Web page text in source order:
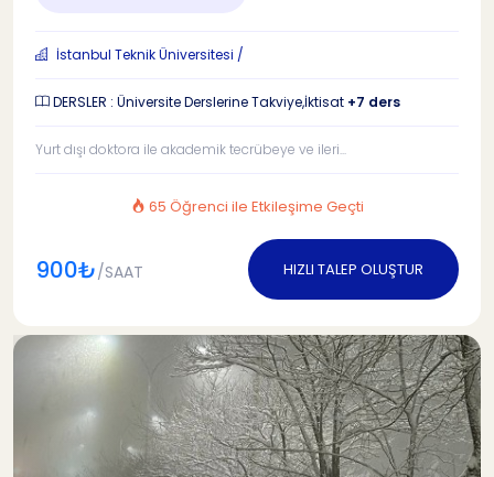
İstanbul Teknik Üniversitesi /
DERSLER : Üniversite Derslerine Takviye,İktisat +7 ders
Yurt dışı doktora ile akademik tecrübeye ve ileri...
65 Öğrenci ile Etkileşime Geçti
900₺/SAAT HIZLI TALEP OLUŞTUR